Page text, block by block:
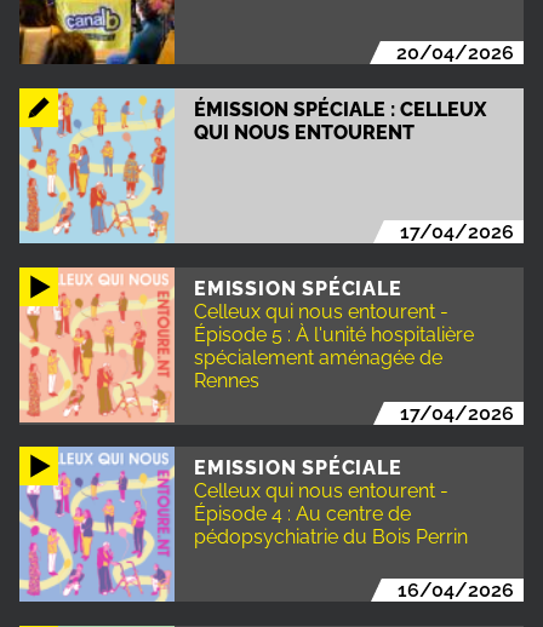
20/04/2026
ÉMISSION SPÉCIALE : CELLEUX
QUI NOUS ENTOURENT
17/04/2026
EMISSION SPÉCIALE
Celleux qui nous entourent -
Épisode 5 : À l'unité hospitalière
spécialement aménagée de
Rennes
17/04/2026
EMISSION SPÉCIALE
Celleux qui nous entourent -
Épisode 4 : Au centre de
pédopsychiatrie du Bois Perrin
16/04/2026